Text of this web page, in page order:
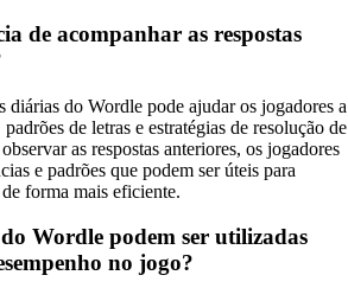
de acompanhar as respostas
diárias do Wordle pode ajudar os jogadores a
de letras e estratégias de resolução de
as respostas anteriores, os jogadores
e padrões que podem ser úteis para
forma mais eficiente.
Wordle podem ser utilizadas
no jogo?